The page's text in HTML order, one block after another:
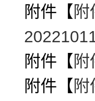
附件【
附件【
附件【